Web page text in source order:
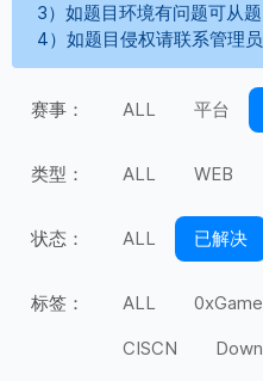
3）如题目环境有问题可从
4）如题目侵权请联系管理
赛事： ALL 平台
类型： ALL WEB
状态： ALL 已解决
标签： ALL 0xGame
CISCN